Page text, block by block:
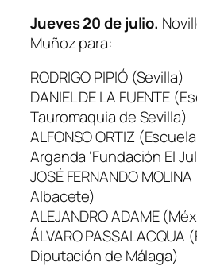
Jueves 20 de julio.
Muñoz para:
RODRIGO PIPIÓ (Sevilla)
DANIEL DE LA FUENTE
Tauromaquia de Sevilla)
ALFONSO ORTIZ
Arganda ‘Fundación El
JOSÉ FERNANDO
Albacete)
ALEJANDRO ADAME
ÁLVARO PASSALACQUA
Diputación de Málaga)